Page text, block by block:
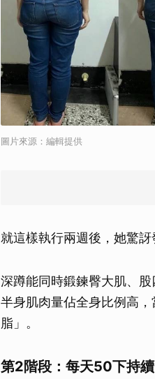
圖片來源：編輯提供
就這樣執行兩週後，她驚
深蹲能同時鍛鍊臀大肌、
半身肌肉量佔全身比例高
脂」。
第2階段：每天50下持